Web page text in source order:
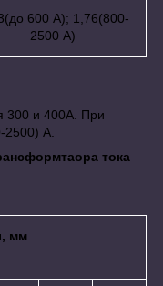
600 А); 1,76(800-
2500 А)
300 и 400А. При
2500) А.
тока
мм